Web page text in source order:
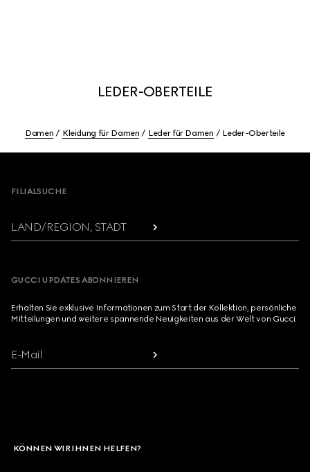
LEDER-OBERTEILE
Damen Kleidung für Damen Leder für Damen Leder-Oberteile
FILIALSUCHE
LAND/REGION, STADT
GUCCI UPDATES ABONNIEREN
Erhalten Sie exklusive Informationen zum Start der Kollektion, persönliche
Mitteilungen und weitere spannende Neuigkeiten aus der Welt von Gucci.
E-Mail
KÖNNEN WIR IHNEN HELFEN?